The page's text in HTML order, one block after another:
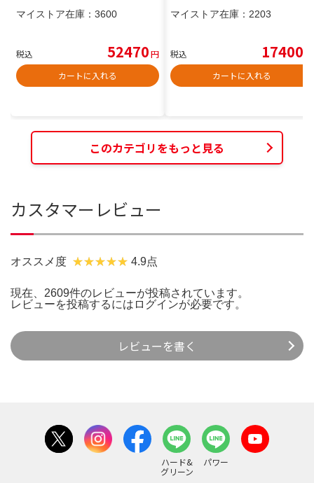
マイストア在庫： 3600
税込 52470円
カートに入れる
マイストア在庫： 2203
税込 17400
カートに入れる
このカテゴリをもっと見る
カスタマーレビュー
オススメ度 4.9点
現在、2609件のレビューが投稿されています。
レビューを投稿するには ログインが必要です。
レビューを書く
ハード&
グリーン
パワー